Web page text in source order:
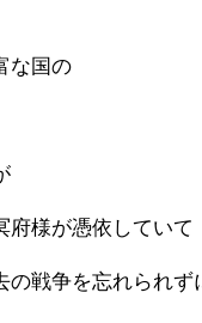
な国の
府様が憑依していて
の戦争を忘れられ